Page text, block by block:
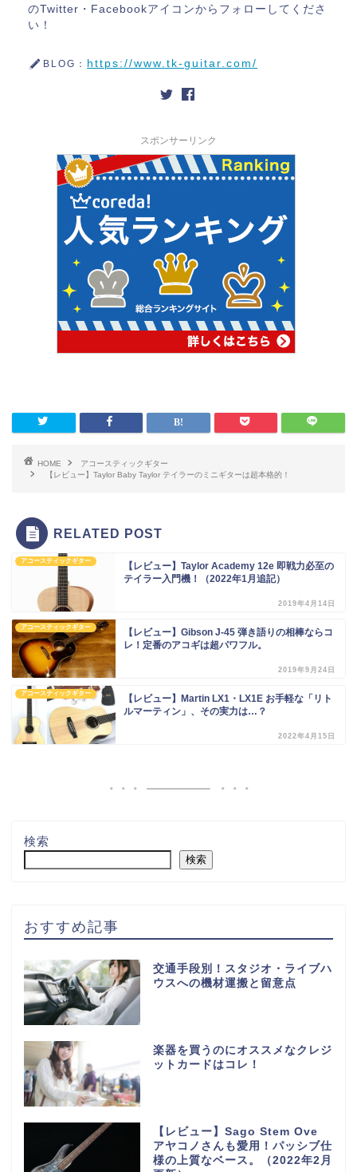
のTwitter・Facebookアイコンからフォローしてくださ
い！
BLOG： https://www.tk-guitar.com/
スポンサーリンク
HOME
アコースティックギター
【レビュー】Taylor Baby Taylor テイラーのミニギターは超本格的！
RELATED POST
アコースティックギター
【レビュー】Taylor Academy 12e 即戦力必至の
テイラー入門機！（2022年1月追記）
2019年4月14日
アコースティックギター
【レビュー】Gibson J-45 弾き語りの相棒ならコ
レ！定番のアコギは超パワフル。
2019年9月24日
アコースティックギター
【レビュー】Martin LX1・LX1E お手軽な「リト
ルマーティン」、その実力は…？
2022年4月15日
検索
検索
おすすめ記事
交通手段別！スタジオ・ライブハ
ウスへの機材運搬と留意点
楽器を買うのにオススメなクレジ
ットカードはコレ！
【レビュー】Sago Stem Ove
アヤコノさんも愛用！パッシブ仕
様の上質なベース。（2022年2月